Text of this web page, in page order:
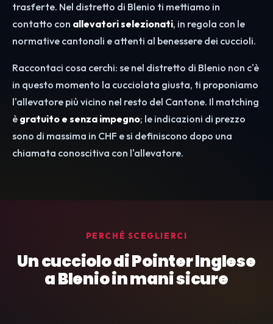
trasferte. Nel distretto di Blenio ti mettiamo in
contatto con allevatori selezionati, in regola con le
normative cantonali e attenti al benessere dei cuccioli.
Raccontaci cosa cerchi: se nel distretto di Blenio non c'è
in questo momento la cucciolata giusta, ti proponiamo
l'allevatore più vicino nel resto del Cantone. Il matching
è gratuito e senza impegno; le indicazioni di prezzo
sono di massima in CHF e si definiscono dopo una
chiamata conoscitiva con l'allevatore.
PERCHÉ SCEGLIERCI
Un cucciolo di Pointer Inglese
a Blenio in mani sicure